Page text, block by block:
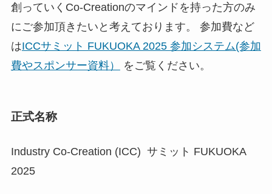
創っていくCo-Creationのマインドを持った方のみ
にご参加頂きたいと考えております。 参加費など
はICCサミット FUKUOKA 2025 参加システム(参加
費やスポンサー資料）
をご覧ください。
正式名称
Industry Co-Creation (ICC) サミット FUKUOKA
2025